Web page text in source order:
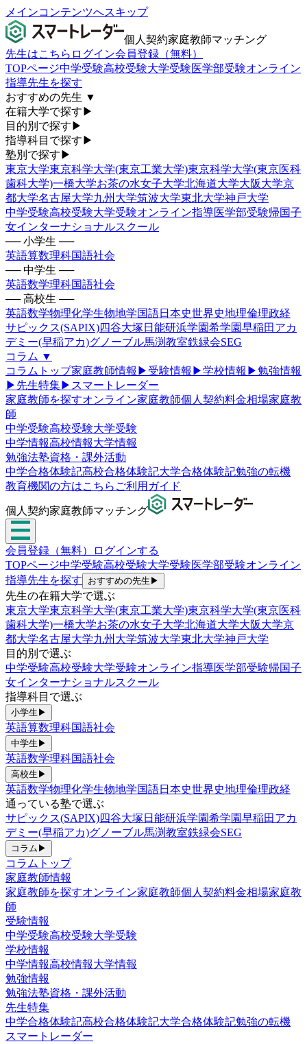
メインコンテンツへスキップ
個人契約家庭教師マッチング
先生はこちら ログイン会員登録（無料）
TOPページ中学受験高校受験大学受験医学部受験オンライン
指導先生を探す
おすすめの先生 ▼
在籍大学で探す ▶
目的別で探す ▶
指導科目で探す ▶
塾別で探す ▶
東京大学東京科学大学(東京工業大学)東京科学大学(東京医科
歯科大学)一橋大学お茶の水女子大学北海道大学大阪大学京
都大学名古屋大学九州大学筑波大学東北大学神戸大学
中学受験高校受験大学受験オンライン指導医学部受験帰国子
女インターナショナルスクール
── 小学生 ──
英語算数理科国語社会
── 中学生 ──
英語数学理科国語社会
── 高校生 ──
英語数学物理化学生物地学国語日本史世界史地理倫理政経
サピックス(SAPIX)四谷大塚 日能研浜学園希学園早稲田アカ
デミー(早稲アカ)グノーブル馬渕教室鉄緑会SEG
コラム ▼
コラムトップ家庭教師情報 ▶ 受験情報 ▶学校情報 ▶勉強情報
▶ 先生特集▶ スマートレーダー
家庭教師を探すオンライン家庭教師個人契約料金相場家庭教
師
中学受験高校受験大学受験
中学情報高校情報大学情報
勉強法塾資格・課外活動
中学合格体験記高校合格体験記大学合格体験記勉強の転機
教育機関の方はこちら ご利用ガイド
個人契約家庭教師マッチング
会員登録（無料）
ログインする
TOPページ中学受験高校受験大学受験医学部受験オンライン
指導先生を探す おすすめの先生 ▶
先生の在籍大学で選ぶ
東京大学東京科学大学(東京工業大学)東京科学大学(東京医科
歯科大学)一橋大学お茶の水女子大学北海道大学大阪大学京
都大学名古屋大学九州大学筑波大学東北大学神戸大学
目的別で選ぶ
中学受験高校受験大学受験オンライン指導医学部受験帰国子
女インターナショナルスクール
指導科目で選ぶ
小学生 ▶
英語算数理科国語社会
中学生 ▶
英語数学理科国語社会
高校生 ▶
英語数学物理化学生物地学国語日本史世界史地理倫理政経
通っている塾で選ぶ
サピックス(SAPIX)四谷大塚 日能研浜学園希学園早稲田アカ
デミー(早稲アカ)グノーブル馬渕教室鉄緑会SEG
コラム ▶
コラムトップ
家庭教師情報
家庭教師を探すオンライン家庭教師個人契約料金相場家庭教
師
受験情報
中学受験高校受験大学受験
学校情報
中学情報高校情報大学情報
勉強情報
勉強法塾資格・課外活動
先生特集
中学合格体験記高校合格体験記大学合格体験記勉強の転機
スマートレーダー